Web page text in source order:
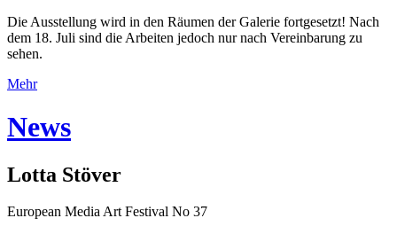
Die Ausstellung wird in den Räumen der Galerie fortgesetzt! Nach
dem 18. Juli sind die Arbeiten jedoch nur nach Vereinbarung zu
sehen.
Mehr
News
Lotta Stöver
European Media Art Festival No 37